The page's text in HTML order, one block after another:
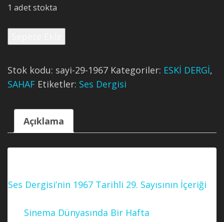
1 adet stokta
Dergisi'nin
Tarihli
29.
Sayısı
Stok kodu: sayi-29-1967 Kategoriler: ESKİ DERGİ,
SAHAF Etiketler: Ses Dergisi
Açıklama
Ses Dergisi’nin 1967 Tarihli 29. Sayısının İçeriği
Sinema Dünyasında Bir Hafta